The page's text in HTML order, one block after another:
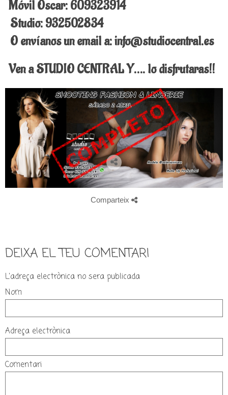
Móvil Oscar: 609323914
Studio: 932502834
O envíanos un email a: info@studiocentral.es
Ven a STUDIO CENTRAL Y…. lo disfrutaras!!
Comparteix
DEIXA EL TEU COMENTARI
L'adreça electrònica no sera publicada
Nom
Adreça electrònica
Comentari